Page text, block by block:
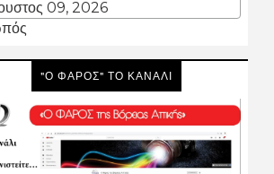
09, 2026
"Ο ΦΑΡΟΣ" ΤΟ ΚΑΝΑΛΙ